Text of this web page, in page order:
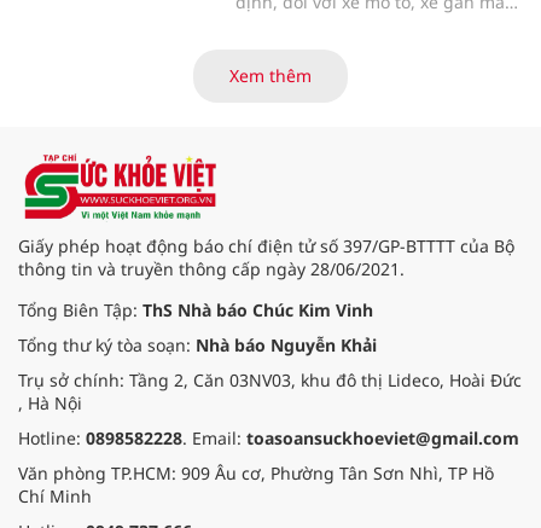
thải định kỳ là 24 tháng; thời gian
Xem thêm
Giấy phép hoạt động báo chí điện tử số 397/GP-BTTTT của Bộ
thông tin và truyền thông cấp ngày 28/06/2021.
Tổng Biên Tập: ThS Nhà báo Chúc Kim Vinh
Tổng thư ký tòa soạn: Nhà báo Nguyễn Khải
Trụ sở chính: Tầng 2, Căn 03NV03, khu đô thị Lideco, Hoài Đức
, Hà Nội
Hotline: 0898582228. Email: toasoansuckhoeviet@gmail.com
Văn phòng TP.HCM: 909 Âu cơ, Phường Tân Sơn Nhì, TP Hồ
Chí Minh